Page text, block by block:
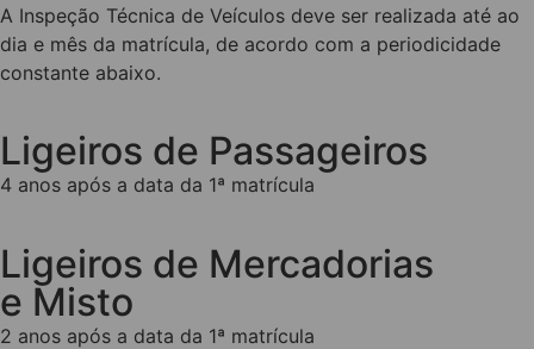
A Inspeção Técnica de Veículos deve ser realizada até ao
dia e mês da matrícula, de acordo com a periodicidade
constante abaixo.
Ligeiros de Passageiros
4 anos após a data da 1ª matrícula
Ligeiros de Mercadorias
e Misto
2 anos após a data da 1ª matrícula